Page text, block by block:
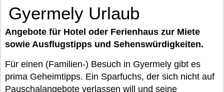
Gyermely Urlaub
Angebote für Hotel oder Ferienhaus zur Miete
sowie Ausflugstipps und Sehenswürdigkeiten.
Für einen (Familien-) Besuch in Gyermely gibt es
prima Geheimtipps. Ein Sparfuchs, der sich nicht auf
Pauschalangebote verlassen will und seine